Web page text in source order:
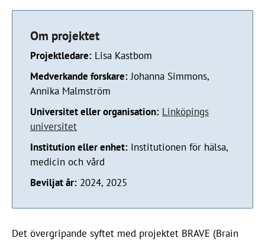
Om projektet
Projektledare: Lisa Kastbom
Medverkande forskare:Johanna Simmons,
Annika Malmström
Universitet eller organisation: Linköpings
universitet
Institution eller enhet: Institutionen för hälsa,
medicin och vård
Beviljat år: 2024, 2025
Det övergripande syftet med projektet BRAVE (Brain